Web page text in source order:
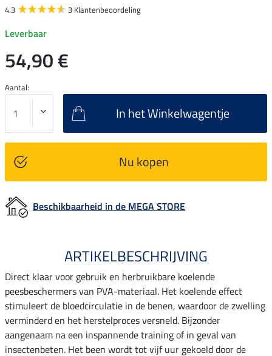
4.3 3 Klantenbeoordeling
Leverbaar
54,90 €
Aantal:
In het Winkelwagentje
Nu kopen
Beschikbaarheid in de MEGA STORE
ARTIKELBESCHRIJVING
Direct klaar voor gebruik en herbruikbare koelende
peesbeschermers van PVA-materiaal. Het koelende effect
stimuleert de bloedcirculatie in de benen, waardoor de zwelling
verminderd en het herstelproces versneld. Bijzonder
aangenaam na een inspannende training of in geval van
insectenbeten. Het been wordt tot vijf uur gekoeld door de